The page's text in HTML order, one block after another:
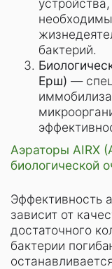
бактерий.
Ерш) —
Аэраторы AIRX
биологической
Эффективность
зависит от
достаточного
бактерии